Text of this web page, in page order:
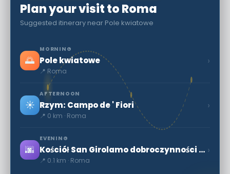
Plan your visit to Roma
Suggested itinerary near Pole kwiatowe
🌅
MORNING
Pole kwiatowe
📍 Roma
›
☀️
AFTERNOON
Rzym: Campo de ' Fiori
📍 0 km · Roma
›
🌆
EVENING
Kościół San Girolamo dobroczynności Borromini
📍 0.1 km · Roma
›